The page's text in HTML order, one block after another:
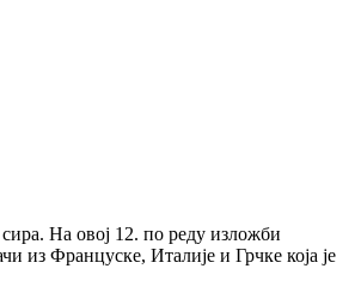
На овој 12. по реду изложби
из Француске, Италије и Грчке која је